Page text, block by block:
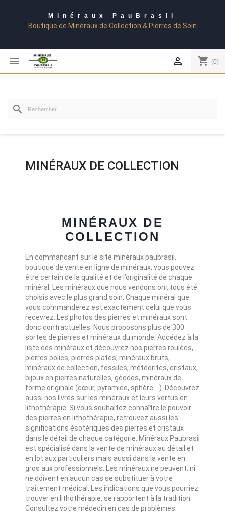
Minéraux PauBrasil
Boutique de Minéraux de Collection & Pierres de Soin
 shopping_cart (0)

search
MINÉRAUX DE COLLECTION
MINÉRAUX DE
COLLECTION
En commandant sur le site minéraux paubrasil,
boutique de vente en ligne de minéraux, vous pouvez
être certain de la qualité et de l’originalité de chaque
minéral. Les minéraux que nous vendons ont tous été
choisis avec le plus grand soin. Chaque minéral que
vous commanderez est exactement celui que vous
recevrez. Les photos des pierres et minéraux sont
donc contractuelles. Nous proposons plus de 300
sortes de pierres et minéraux du monde. Accédez à la
liste des minéraux et découvrez nos pierres roulées,
pierres polies, pierres plates, minéraux bruts,
minéraux de collection, fossiles, météorites, cristaux,
bijoux en pierres naturelles, géodes, minéraux de
forme originale (cœur, pyramide, sphère ...). Découvrez
aussi nos livres sur les minéraux et leurs vertus en
lithothérapie. Si vous souhaitez connaître le pouvoir
des pierres en lithothérapie, retrouvez aussi les
significations ésotériques des pierres et cristaux
dans le détail de chaque catégorie. Minéraux Paubrasil
est spécialisé dans la vente de minéraux au détail et
en lot aux particuliers mais aussi dans la vente en
gros aux professionnels. Les minéraux ne peuvent, ni
ne doivent en aucun cas se substituer à votre
traitement médical. Les indications que vous pourriez
trouver en lithothérapie, se rapportent à la tradition.
Consultez votre médecin en cas de problèmes